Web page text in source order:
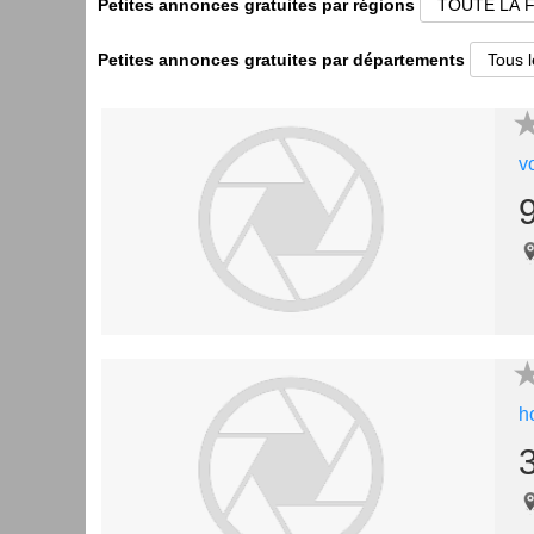
Petites annonces gratuites par régions
Petites annonces gratuites par départements